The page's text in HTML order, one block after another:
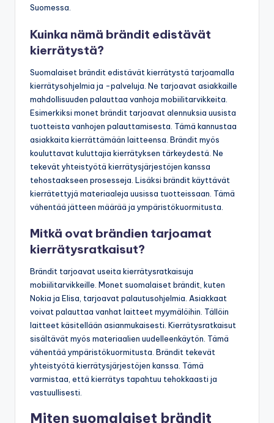
Suomessa.
Kuinka nämä brändit edistävät
kierrätystä?
Suomalaiset brändit edistävät kierrätystä tarjoamalla
kierrätysohjelmia ja -palveluja. Ne tarjoavat asiakkaille
mahdollisuuden palauttaa vanhoja mobiilitarvikkeita.
Esimerkiksi monet brändit tarjoavat alennuksia uusista
tuotteista vanhojen palauttamisesta. Tämä kannustaa
asiakkaita kierrättämään laitteensa. Brändit myös
kouluttavat kuluttajia kierrätyksen tärkeydestä. Ne
tekevät yhteistyötä kierrätysjärjestöjen kanssa
tehostaakseen prosesseja. Lisäksi brändit käyttävät
kierrätettyjä materiaaleja uusissa tuotteissaan. Tämä
vähentää jätteen määrää ja ympäristökuormitusta.
Mitkä ovat brändien tarjoamat
kierrätysratkaisut?
Brändit tarjoavat useita kierrätysratkaisuja
mobiilitarvikkeille. Monet suomalaiset brändit, kuten
Nokia ja Elisa, tarjoavat palautusohjelmia. Asiakkaat
voivat palauttaa vanhat laitteet myymälöihin. Tällöin
laitteet käsitellään asianmukaisesti. Kierrätysratkaisut
sisältävät myös materiaalien uudelleenkäytön. Tämä
vähentää ympäristökuormitusta. Brändit tekevät
yhteistyötä kierrätysjärjestöjen kanssa. Tämä
varmistaa, että kierrätys tapahtuu tehokkaasti ja
vastuullisesti.
Miten suomalaiset brändit